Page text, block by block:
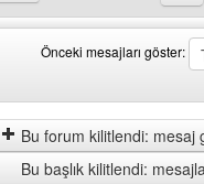
Önceki mesajları göster:
mesajları
göster
by
Bu forum kilitlendi: mesaj
Bu başlık kilitlendi: